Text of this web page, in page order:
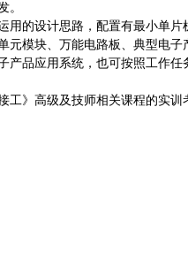
。
用的设计思路 ，配置有最小单
模块、万能电路板、典型电子
品应用系统，也可按照工作
》高级及技师相关课程的实